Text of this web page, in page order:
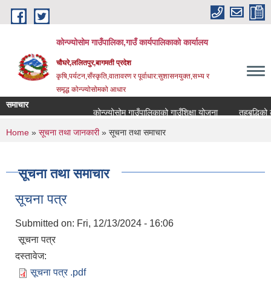
Skip to main content
कोन्ज्योसोम गाउँपालिका,गाउँ कार्यपालिकाको कार्यालय
चौघरे,ललितपुर,बागमती प्रदेश
कृषि,पर्यटन,सँस्कृति,वातावरण र पूर्वाधार:सुशासनयुक्त,सभ्य र
समृद्ध कोन्ज्योसोमको आधार
समाचार
कोन्ज्योसोम गाउँपालिकाको गाउँशिक्षा योजना
तहबृद्धिको
You are here
Home » सूचना तथा जानकारी» सूचना तथा समाचार
सूचना तथा समाचार
सूचना पत्र
Submitted on: Fri, 12/13/2024 - 16:06
सूचना पत्र
दस्तावेज:
सूचना पत्र .pdf